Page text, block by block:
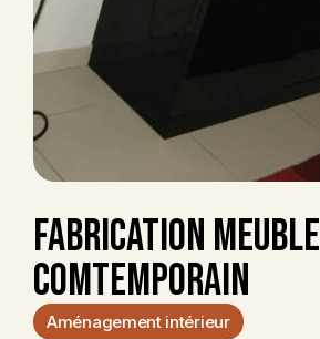
FABRICATION MEUBLE
COMTEMPORAIN
Aménagement intérieur